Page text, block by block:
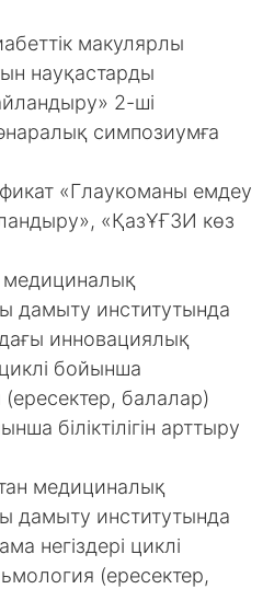
макулярлы
науқастарды
2-ші
симпозиумға
«Глаукоманы емдеу
«ҚазҰҒЗИ көз
медициналық
дамыту институтында
инновациялық
бойынша
балалар)
біліктілігін арттыру
медициналық
дамыту институтында
негіздері циклі
(ересектер,